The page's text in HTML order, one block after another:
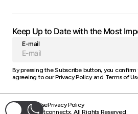
Keep Up to Date with the Most
E-mail
By pressing the Subscribe button, you confirm
agreeing to ourPrivacy Policyand Terms of
Terms of UsePrivacy Policy
© 2025 Getconnectx. All Rights Reserved.